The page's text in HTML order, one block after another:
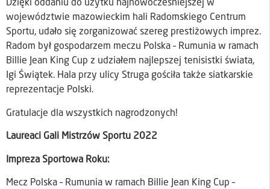
Dzięki oddaniu do użytku najnowocześniejszej w
województwie mazowieckim hali Radomskiego Centrum
Sportu, udało się zorganizować szereg prestiżowych imprez.
Radom był gospodarzem meczu Polska – Rumunia w ramach
Billie Jean King Cup z udziałem najlepszej tenisistki świata,
Igi Świątek. Hala przy ulicy Struga gościła także siatkarskie
reprezentacje Polski.
Gratulacje dla wszystkich nagrodzonych!
Laureaci Gali Mistrzów Sportu 2022
Impreza Sportowa Roku:
Mecz Polska – Rumunia w ramach Billie Jean King Cup –